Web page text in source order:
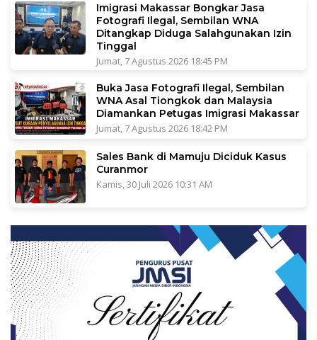
Imigrasi Makassar Bongkar Jasa
Fotografi Ilegal, Sembilan WNA
Ditangkap Diduga Salahgunakan Izin
Tinggal
Jumat, 7 Agustus 2026 18:45 PM
Buka Jasa Fotografi Ilegal, Sembilan
WNA Asal Tiongkok dan Malaysia
Diamankan Petugas Imigrasi Makassar
Jumat, 7 Agustus 2026 18:42 PM
Sales Bank di Mamuju Diciduk Kasus
Curanmor
Kamis, 30 Juli 2026 10:31 AM